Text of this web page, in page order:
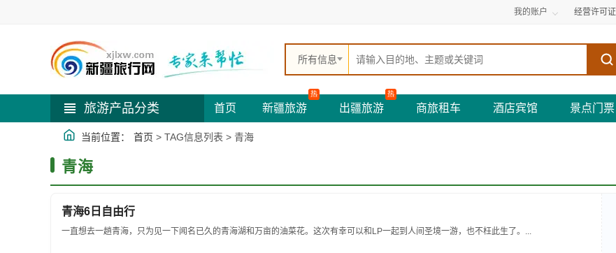
我的账户 经营许可证
所有信息
旅游产品分类 首页 新疆旅游
热
出疆旅游
热
商旅租车 酒店宾馆 景点门票
当前位置： 首页 > TAG信息列表 > 青海
青海
青海6日自由行
一直想去一趟青海，只为见一下闻名已久的青海湖和万亩的油菜花。这次有幸可以和LP一起到人间圣境一游，也不枉此生了。...